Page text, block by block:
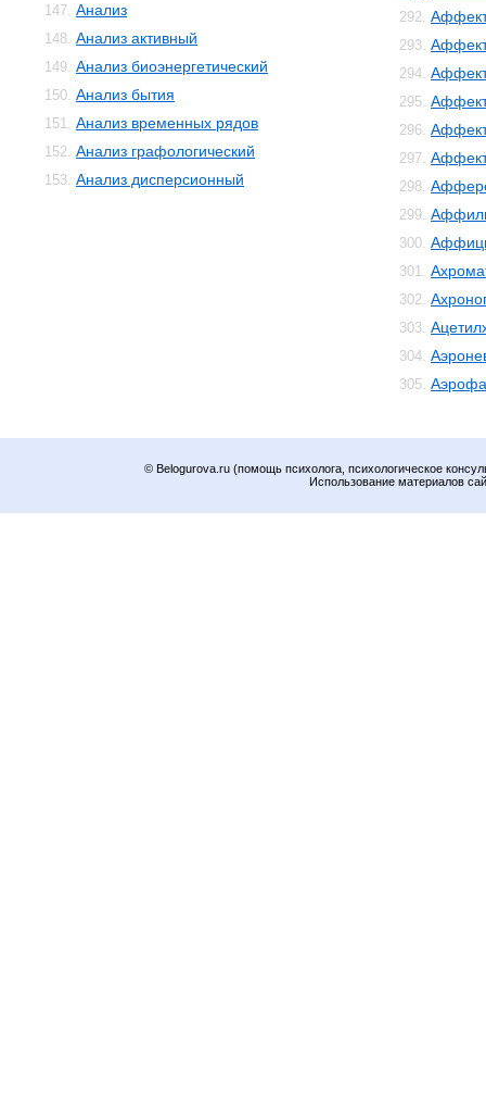
147. Анализ
148. Анализ активный
149. Анализ биоэнергетический
150. Анализ бытия
151. Анализ временных рядов
152. Анализ графологический
153. Анализ дисперсионный
292.
293.
294.
295.
296.
297.
298.
299.
300.
301.
302.
303.
304.
305.
© Belogurova.ru (помощь психолога, психологическое
Использование материалов